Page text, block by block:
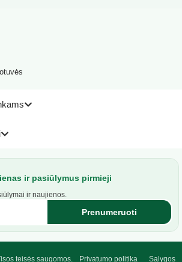
ir pasiūlymus pirmieji
ir naujienos.
Prenumeruoti
teisės saugomos. Privatumo politika Sąlygos